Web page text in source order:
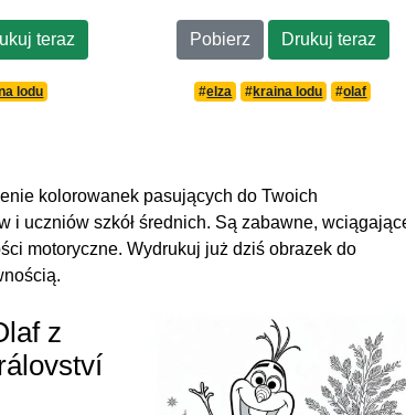
teraz
lodu
Pobierz Drukuj teraz
#elza #kraina lodu #olaf
kolorowanek pasujących do Twoich
uczniów szkół średnich. Są zabawne,
motoryczne. Wydrukuj już dziś obrazek do
z